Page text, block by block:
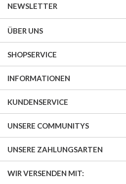
NEWSLETTER
ÜBER UNS
SHOPSERVICE
INFORMATIONEN
KUNDENSERVICE
UNSERE COMMUNITYS
UNSERE ZAHLUNGSARTEN
WIR VERSENDEN MIT: